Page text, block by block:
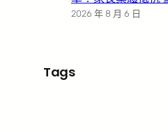
2026 年 8 月 6 日
Tags